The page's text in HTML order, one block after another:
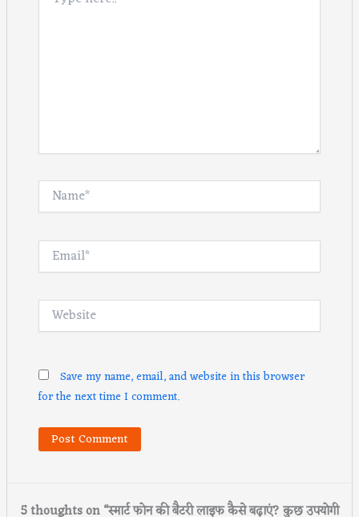
Name*
Email*
Website
Save my name, email, and website in this browser
for the next time I comment.
5 thoughts on “स्मार्ट फोन की बैटरी लाइफ कैसे बढ़ाएं? कुछ उपयोगी